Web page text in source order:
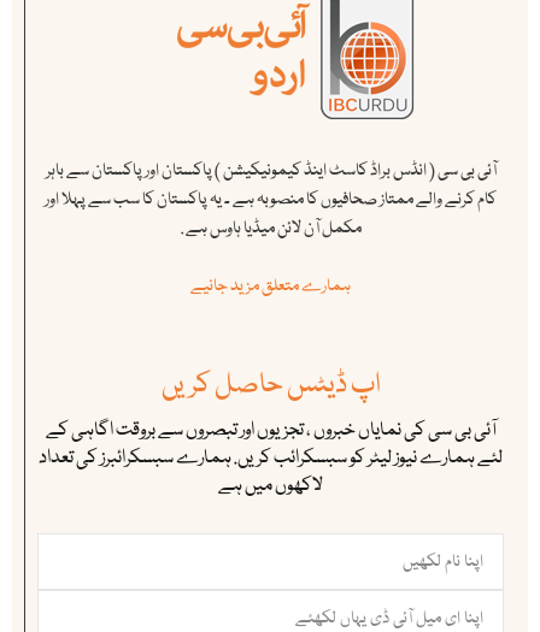
آئی بی سی ( انڈس براڈ کاسٹ اینڈ کیمونیکیشن ) پاکستان اور پاکستان سے باہر
کام کرنے والے ممتاز صحافیوں کا منصوبہ ہے ۔ یہ پاکستان کا سب سے پہلا اور
مکمل آن لائن میڈیا ہاوس ہے .
ہمارے متعلق مزید جانیے
اپ ڈیٹس حاصل کریں
آئی بی سی کی نمایاں خبروں ، تجزیوں اور تبصروں سے بروقت اگاہی کے
لئے ہمارے نیوز لیٹر کو سبسکرائب کریں. ہمارے سبسکرائبرز کی تعداد
لاکھوں میں ہے